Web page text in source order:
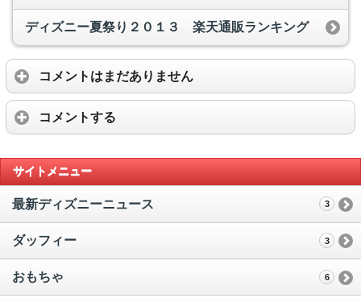
ディズニー夏祭り２０１３ 楽天通販ランキング
コメントはまだありません
コメントする
サイトメニュー
最新ディズニーニュース 3
ダッフィー 3
おもちゃ 6